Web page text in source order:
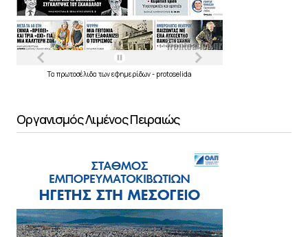
Τα πρωτοσέλιδα τωνεφημερίδων- protoselida
Οργανισμός Λιμένος Πειραιώς